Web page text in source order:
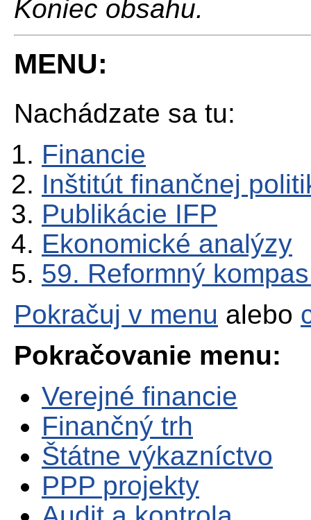
Koniec obsahu.
MENU:
Nachádzate sa tu:
Financie
Inštitút finančnej
Publikácie IFP
Ekonomické analýzy
59. Reformný
Pokračuj v menu alebo
Pokračovanie menu:
Verejné financie
Finančný trh
Štátne výkazníctvo
PPP projekty